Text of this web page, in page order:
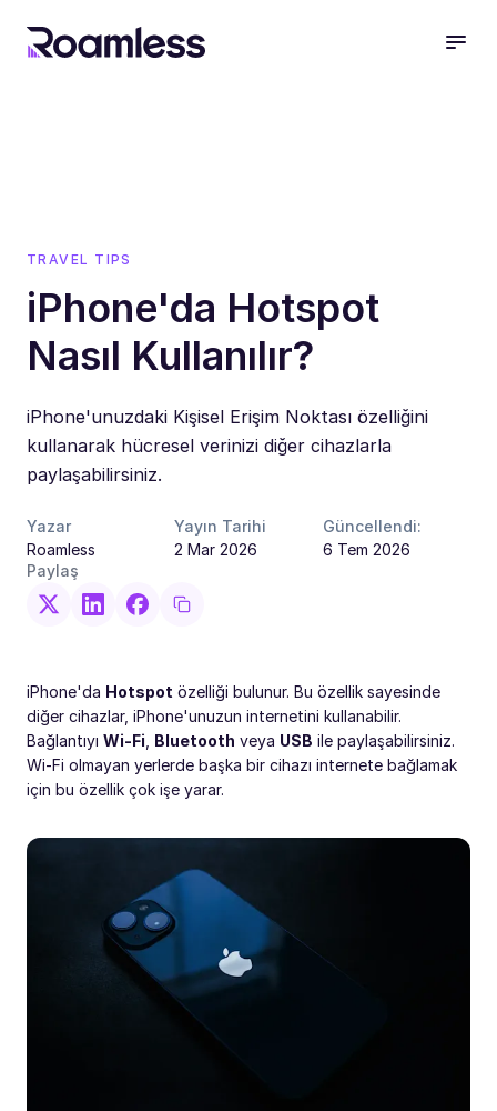
TRAVEL TIPS
iPhone'da Hotspot
Nasıl Kullanılır?
iPhone'unuzdaki Kişisel Erişim Noktası özelliğini
kullanarak hücresel verinizi diğer cihazlarla
paylaşabilirsiniz.
Yazar
Roamless
Yayın Tarihi
2 Mar 2026
Güncellendi:
6 Tem 2026
Paylaş
iPhone'da Hotspot özelliği bulunur. Bu özellik sayesinde
diğer cihazlar, iPhone'unuzun internetini kullanabilir.
Bağlantıyı Wi-Fi Bluetooth veya USB ile paylaşabilirsiniz.
Wi-Fi olmayan yerlerde başka bir cihazı internete bağlamak
için bu özellik çok işe yarar.